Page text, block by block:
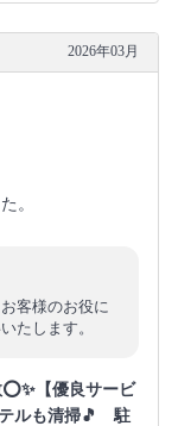
2026年03月
。
客様のお役に
たします。
【優良サービ
テルも清掃🎵 駐